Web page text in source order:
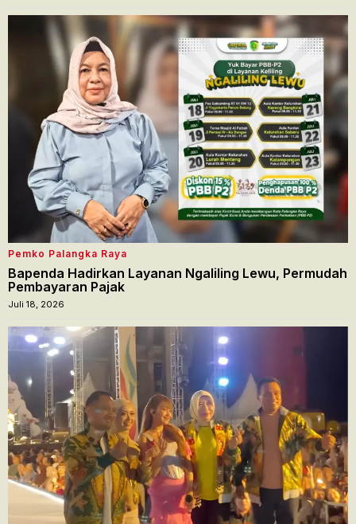
Pemko Palangka Raya
Bapenda Hadirkan Layanan Ngaliling Lewu, Permudah
Pembayaran Pajak
Juli 18, 2026